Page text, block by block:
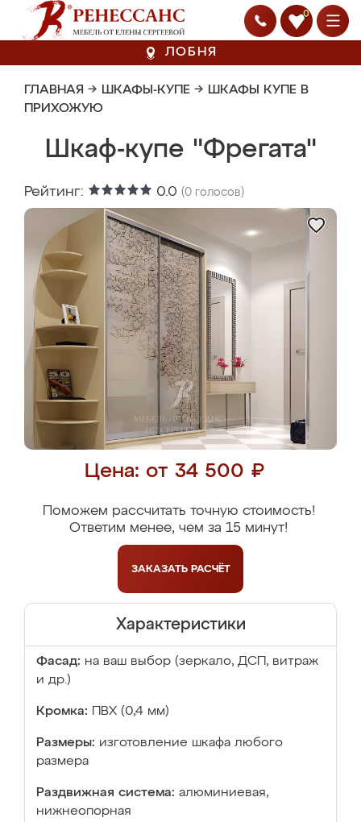
0
ЛОБНЯ
ГЛАВНАЯ → ШКАФЫ-КУПЕ → ШКАФЫ КУПЕ В
ПРИХОЖУЮ
Шкаф-купе "Фрегата"
Рейтинг: 0.0 (0 голосов)
Цена: от 34 500 ₽
Поможем рассчитать точную стоимость!
Ответим менее, чем за 15 минут!
ЗАКАЗАТЬ РАСЧЁТ
Характеристики
Фасад: на ваш выбор (зеркало, ДСП, витраж
и др.)
Кромка: ПВХ (0,4 мм)
Размеры: изготовление шкафа любого
размера
Раздвижная система: алюминиевая,
нижнеопорная